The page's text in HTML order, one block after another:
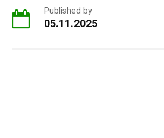
Published by
05.11.2025